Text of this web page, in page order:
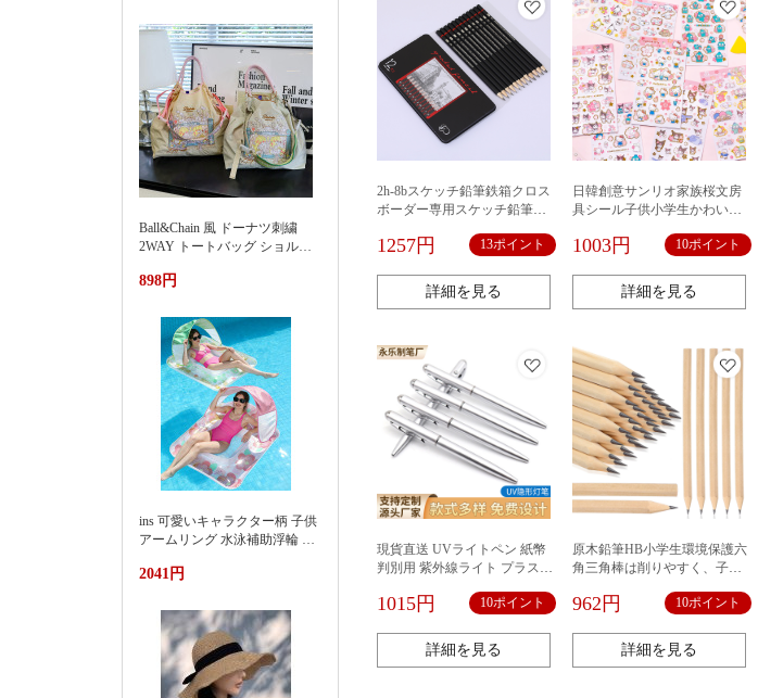
Ball&Chain 風 ドーナツ刺繍
2WAY トートバッグ ショルダ
ッグ 大容量通勤カバン夏季新
搭通勤小众大容量单肩购物袋
898円
ins 可愛いキャラクター柄 子供
アームリング 水泳補助浮輪 プ
池遮阳蓬浮床充气浮排男女水
2041円
2h-8bスケッチ鉛筆鉄箱クロス
ボーダー専用スケッチ鉛筆セ
ッチペン
1257円 13ポイント
詳細を見る
日韓創意サンリオ家族桜文房
具シール子供小学生かわいい
1003円 10ポイント
詳細を見る
現貨直送 UVライトペン 紙幣
判別用 紫外線ライト プラスチ
ーザーロゴ 発光UVペン
1015円 10ポイント
詳細を見る
原木鉛筆HB小学生環境保護六
角三角棒は削りやすく、子供
切れにくいです。
962円 10ポイント
詳細を見る